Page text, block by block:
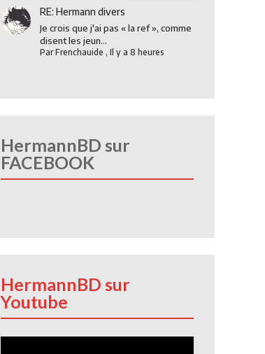
RE: Hermann divers
Je crois que j'ai pas « la ref », comme
disent les jeun...
ParFrenchauide , Il y a 8 heures
HermannBD sur
FACEBOOK
HermannBD sur
Youtube